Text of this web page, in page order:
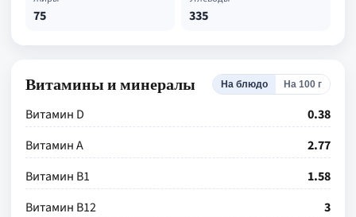
75 335
Витамины и минералы На блюдо На 100 г
Витамин D
0.38
Витамин А
2.77
Витамин В1
1.58
Витамин В12
3